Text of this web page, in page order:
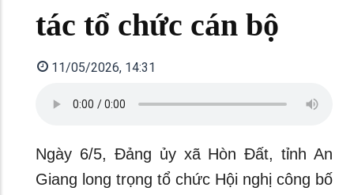
tác tổ chức cán bộ
11/05/2026, 14:31
Ngày 6/5, Đảng ủy xã Hòn Đất, tỉnh An
Giang long trọng tổ chức Hội nghị công bố